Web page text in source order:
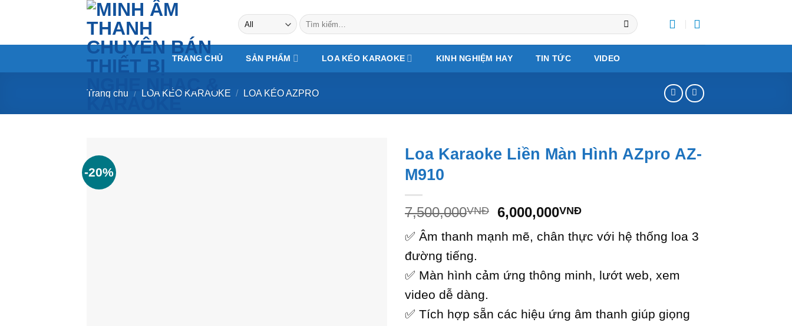
Tìm
kiếm:
TRANG CHỦ SẢN PHẨM LOA KÉO KARAOKE KINH NGHIỆM HAY TIN TỨC VIDEO
Trang chủ / LOA KÉO KARAOKE / LOA KÉO AZPRO
-20%
Loa Karaoke Liền Màn Hình AZpro AZ-
M910
7,500,000VNĐ
Giá
là:
6,000,000VNĐGiá
tại
6,000,000VNĐ.
✅ Âm thanh mạnh mẽ, chân thực với hệ thống loa 3
đường tiếng.
✅ Màn hình cảm ứng thông minh, lướt web, xem
video dễ dàng.
✅ Tích hợp sẵn các hiệu ứng âm thanh giúp giọng